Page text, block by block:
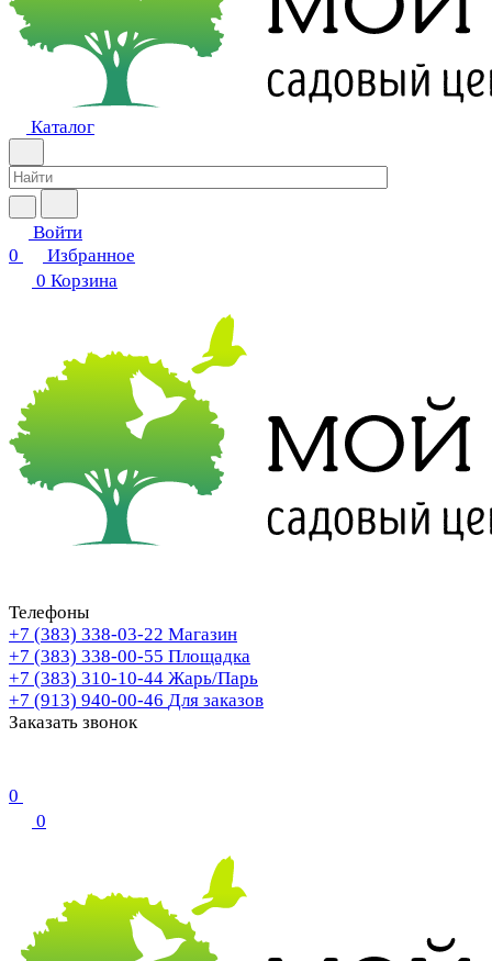
Каталог
Войти
0
Избранное
0 Корзина
Телефоны
+7 (383) 338-03-22 Магазин
+7 (383) 338-00-55 Площадка
+7 (383) 310-10-44 Жарь/Парь
+7 (913) 940-00-46 Для заказов
Заказать звонок
0
0